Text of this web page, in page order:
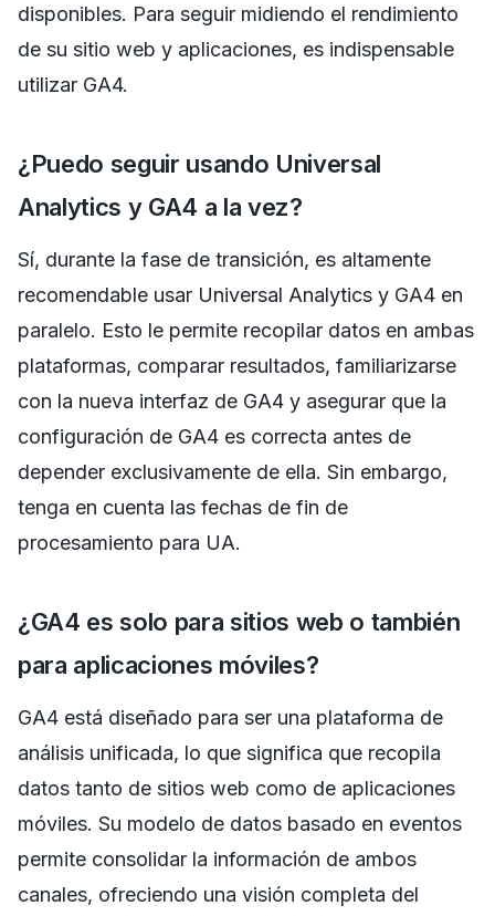
disponibles. Para seguir midiendo el rendimiento
de su sitio web y aplicaciones, es indispensable
utilizar GA4.
¿Puedo seguir usando Universal
Analytics y GA4 a la vez?
Sí, durante la fase de transición, es altamente
recomendable usar Universal Analytics y GA4 en
paralelo. Esto le permite recopilar datos en ambas
plataformas, comparar resultados, familiarizarse
con la nueva interfaz de GA4 y asegurar que la
configuración de GA4 es correcta antes de
depender exclusivamente de ella. Sin embargo,
tenga en cuenta las fechas de fin de
procesamiento para UA.
¿GA4 es solo para sitios web o también
para aplicaciones móviles?
GA4 está diseñado para ser una plataforma de
análisis unificada, lo que significa que recopila
datos tanto de sitios web como de aplicaciones
móviles. Su modelo de datos basado en eventos
permite consolidar la información de ambos
canales, ofreciendo una visión completa del